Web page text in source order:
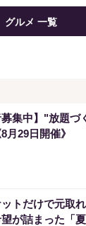
グルメ 一覧
募集中】"放題
月29日開催》
トだけで元取
が詰まった「